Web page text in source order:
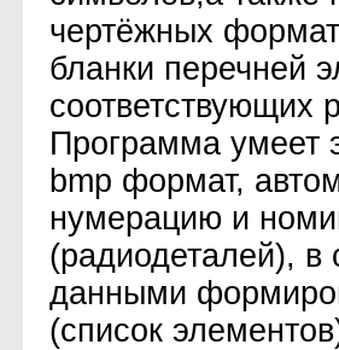
чертёжных
бланки перечней
соответствующих
Программа умеет
bmp формат,
нумерацию и
(радиодеталей), в
данными
(список